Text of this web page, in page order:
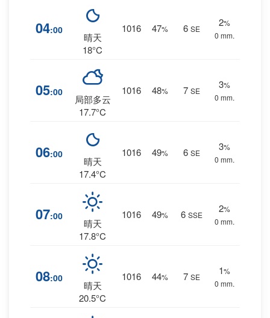
04:00
晴天
18°C
1016 47% 6 SE
2%
0 mm.
05:00
局部多云
17.7°C
1016 48% 7 SE
3%
0 mm.
06:00
晴天
17.4°C
1016 49% 6 SE
3%
0 mm.
07:00
晴天
17.8°C
1016 49% 6 SSE
2%
0 mm.
08:00
晴天
20.5°C
1016 44% 7 SE
1%
0 mm.